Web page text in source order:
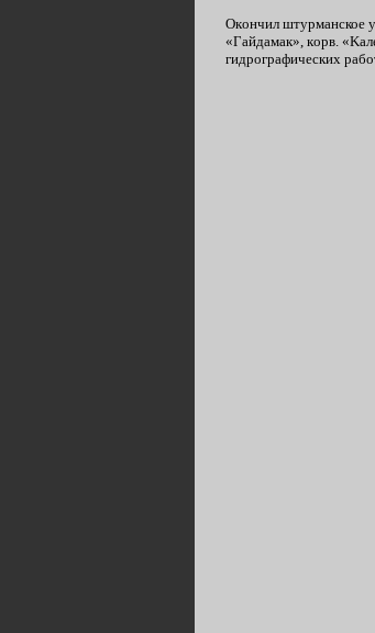
Окoнчил штypманское
«Гaйдaмaк», кopв.
гидpографических